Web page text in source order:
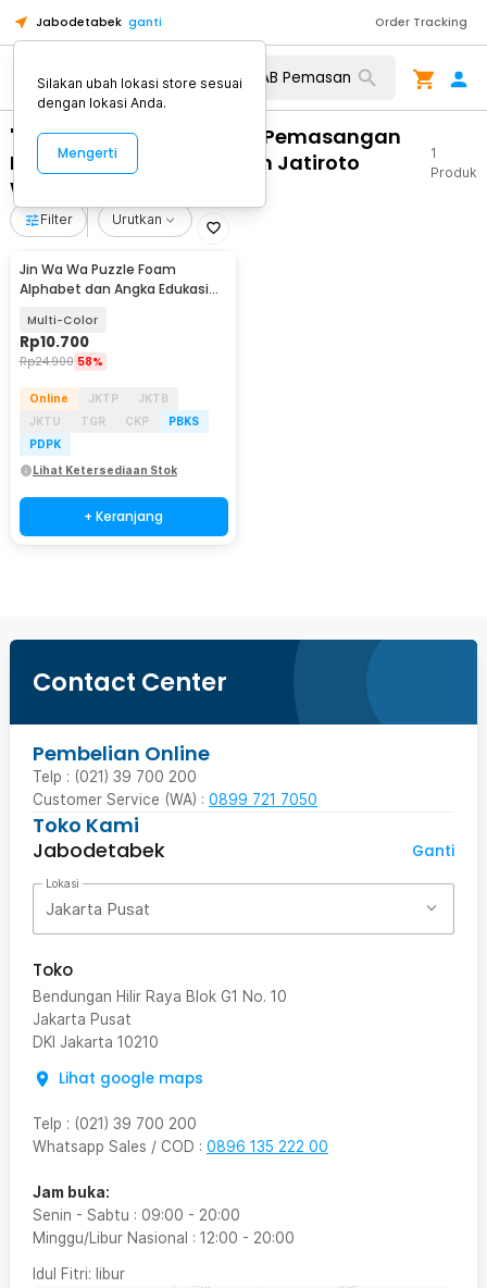
Jabodetabek ganti Order Tracking
"WA 0859 3970 0884 RAB Pemasangan
Partisi Dinding Aluminium Jatiroto
Wonogiri"
1
Produk
Filter Urutkan
Jin Wa Wa Puzzle Foam
Alphabet dan Angka Edukasi
Multi-Color
Rp10.700
Rp24.900 58%
Online JKTP
JKTB
JKTU
TGR CKP
PBKS
PDPK
Lihat Ketersediaan Stok
+ Keranjang
Contact Center
Pembelian Online
Telp : (021) 39 700 200
Customer Service (WA) : 0899 721 7050
Toko Kami
Jabodetabek
Ganti
Lokasi
Jakarta Pusat
Toko
Bendungan Hilir Raya Blok G1 No. 10
Jakarta Pusat
DKI Jakarta 10210
Lihat google maps
Telp : (021) 39 700 200
Whatsapp Sales / COD : 0896 135 222 00
Jam buka:
Senin - Sabtu : 09:00 - 20:00
Minggu/Libur Nasional : 12:00 - 20:00
Idul Fitri: libur
Silakan ubah lokasi store sesuai
dengan lokasi Anda.
Mengerti